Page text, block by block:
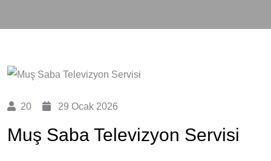
20 29 Ocak 2026
Muş Saba Televizyon Servisi